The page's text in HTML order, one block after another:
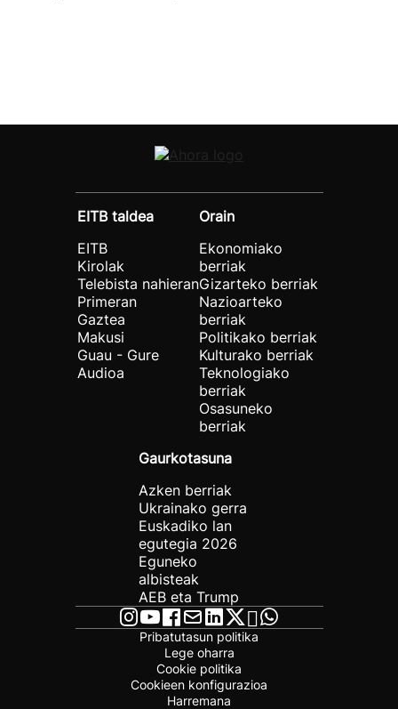
EITB taldea
EITB
Kirolak
Telebista nahieran
Primeran
Gaztea
Makusi
Guau - Gure
Audioa
Orain
Ekonomiako
berriak
Gizarteko berriak
Nazioarteko
berriak
Politikako berriak
Kulturako berriak
Teknologiako
berriak
Osasuneko
berriak
Gaurkotasuna
Azken berriak
Ukrainako gerra
Euskadiko lan
egutegia 2026
Eguneko
albisteak
AEB eta Trump
Pribatutasun politika
Lege oharra
Cookie politika
Cookieen konfigurazioa
Harremana